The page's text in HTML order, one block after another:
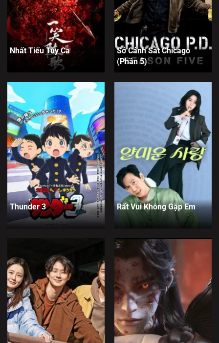
Nhất Tiếu Tùy Ca
Sở Cảnh Sát Chicago
(Phần 5)
Thunder 3 Rất Vui Không Gặp Em